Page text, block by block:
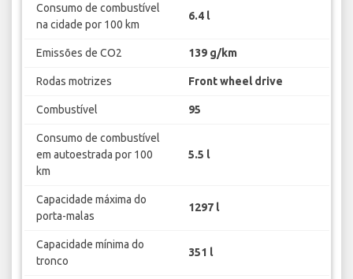
Consumo de combustível
na cidade por 100 km
6.4 l
Emissões de CO2 139 g/km
Rodas motrizes Front wheel drive
Combustível 95
Consumo de combustível
em autoestrada por 100
km
5.5 l
Capacidade máxima do
porta-malas
1297 l
Capacidade mínima do
tronco
351 l